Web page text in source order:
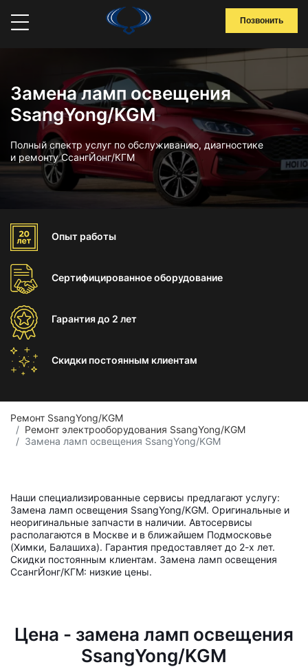
Позвонить
Замена ламп освещения
SsangYong/KGM
Полный спектр услуг по обслуживанию, диагностике
и ремонту СсангЙонг/КГМ
Опыт работы
Сертифицированноеоборудование
Гарантиядо 2 лет
Скидки постоянным клиентам
Ремонт SsangYong/KGM
Ремонт электрооборудования SsangYong/KGM
Замена ламп освещения SsangYong/KGM
Наши специализированные сервисы предлагают услугу:
Замена ламп освещения SsangYong/KGM. Оригинальные и
неоригинальные запчасти в наличии. Автосервисы
располагаются в Москве и в ближайшем Подмосковье
(Химки, Балашиха). Гарантия предоставляет до 2-х лет.
Скидки постоянным клиентам. Замена ламп освещения
СсангЙонг/КГМ: низкие цены.
Цена - замена ламп освещения
SsangYong/KGM